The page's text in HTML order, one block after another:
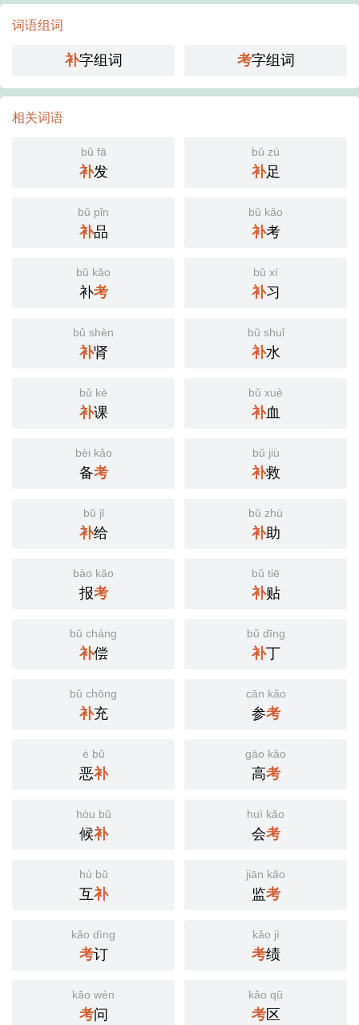
词语组词
补字组词 考字组词
相关词语
bǔ fā
补发
bǔ zú
补足
bǔ pǐn
补品
bǔ kǎo
补考
bǔ kǎo
补考
bǔ xí
补习
bǔ shèn
补肾
bǔ shuǐ
补水
bǔ kè
补课
bǔ xuè
补血
bèi kǎo
备考
bǔ jiù
补救
bǔ jǐ
补给
bǔ zhù
补助
bào kǎo
报考
bǔ tiē
补贴
bǔ cháng
补偿
bǔ dīng
补丁
bǔ chōng
补充
cān kǎo
参考
è bǔ
恶补
gāo kǎo
高考
hòu bǔ
候补
huì kǎo
会考
hù bǔ
互补
jiān kǎo
监考
kǎo dìng
考订
kǎo jì
考绩
kǎo wèn
考问
kǎo qū
考区